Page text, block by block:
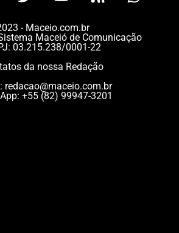
- Maceio.com.br
Maceió de Comunicação
03.215.238/0001-22
da nossa Redação
redacao@maceio.com.br
+55 (82) 99947-3201